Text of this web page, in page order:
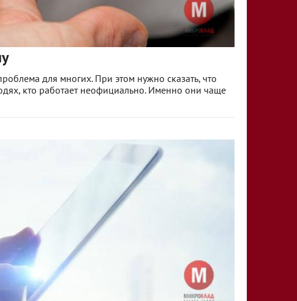
для многих. При этом нужно сказать, что
кто работает неофициально. Именно они чаще